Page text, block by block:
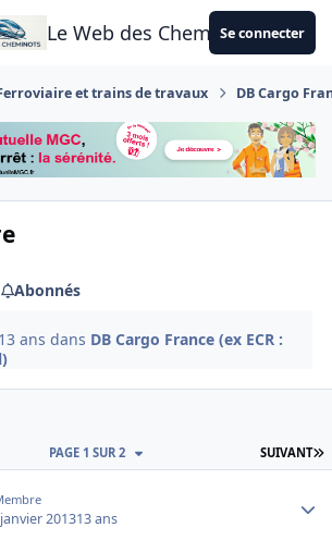
Le Web des CheminotsSe connecter
Ferroviaire et trains de travaux DB Cargo
Abonnés
13 ans dans DB Cargo France (ex ECR :
SUIVANT
PAGE 1 SUR 2
201313 ans